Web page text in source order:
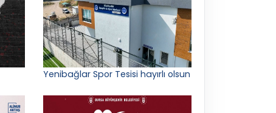
Yenibağlar Spor Tesisi hayırlı olsun